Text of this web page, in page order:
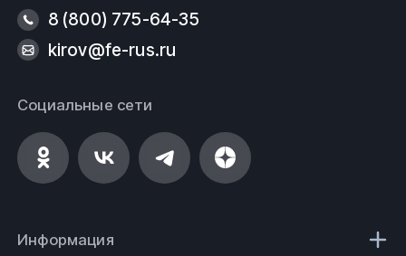
8 (800) 775-64-35
kirov@fe-rus.ru
Социальные сети
Информация